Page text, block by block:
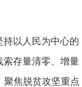
持以人民为中心的
索存量清零、增量
聚焦脱贫攻坚重点